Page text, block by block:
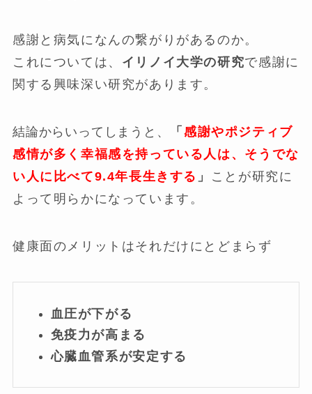
感謝と病気になんの繋がりがあるのか。
これについては、 イリノイ大学の研究で感謝に
関する興味深い研究があります。
結論からいってしまうと 、 「 感謝やポジティブ
感情が多く幸福感を持っている人は、そうでな
い人に比べて9.4年長生きする 」
ことが研究に
よって明らかになっています 。
健康面のメリットはそれだけにとどまらず
血圧が下がる
免疫力が高まる
心臓血管系が安定する